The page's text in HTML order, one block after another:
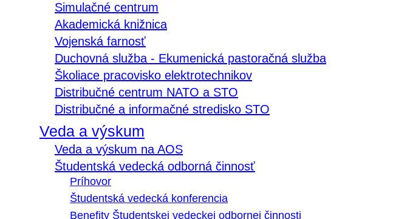
Simulačné centrum
Akademická knižnica
Vojenská farnosť
Duchovná služba - Ekumenická pastoračná služba
Školiace pracovisko elektrotechnikov
Distribučné centrum NATO a STO
Distribučné a informačné stredisko STO
Veda a výskum
Veda a výskum na AOS
Študentská vedecká odborná činnosť
Príhovor
Študentská vedecká konferencia
Benefity Študentskej vedeckej odbornej činnosti